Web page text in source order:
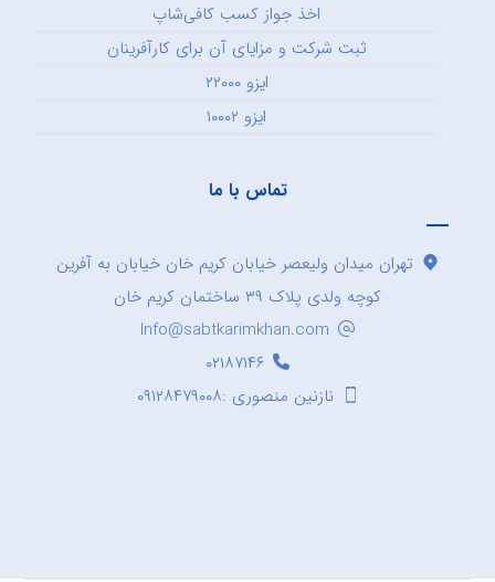
اخذ جواز کسب کافی‌شاپ
ثبت شرکت و مزایای آن برای کارآفرینان
ایزو ۲۲۰۰۰
ایزو ۱۰۰۰۲
تماس با ما
تهران میدان ولیعصر خیابان کریم خان خیابان به آفرین
کوچه ولدی پلاک ۳۹ ساختمان کریم خان
Info@sabtkarimkhan.com
۰۲۱۸۷۱۴۶
نازنین منصوری :۰۹۱۲۸۴۷۹۰۰۸